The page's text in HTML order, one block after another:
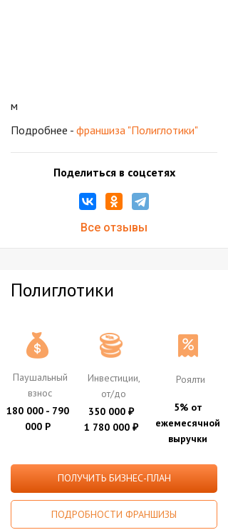
м
Подробнее - франшиза "Полиглотики"
Поделиться в соцсетях
Все отзывы
Полиглотики
Паушальный
взнос
180 000 - 790
000 Р
Инвестиции,
от/до
350 000 ₽
1 780 000 ₽
Роялти
5% от
ежемесячной
выручки
ПОЛУЧИТЬ БИЗНЕС-ПЛАН
ПОДРОБНОСТИ ФРАНШИЗЫ